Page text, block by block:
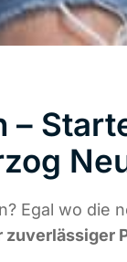
–
Egal wo die
zuverlässiger